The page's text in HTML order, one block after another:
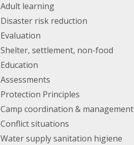
Adult learning
Disaster risk reduction
Evaluation
Shelter, settlement, non-food
Education
Assessments
Protection Principles
Camp coordination & management
Conflict situations
Water supply sanitation higiene